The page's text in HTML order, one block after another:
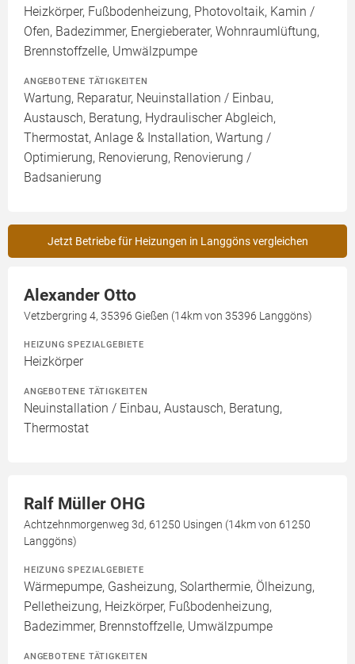
Heizkörper, Fußbodenheizung, Photovoltaik, Kamin /
Ofen, Badezimmer, Energieberater, Wohnraumlüftung,
Brennstoffzelle, Umwälzpumpe
ANGEBOTENE TÄTIGKEITEN
Wartung, Reparatur, Neuinstallation / Einbau,
Austausch, Beratung, Hydraulischer Abgleich,
Thermostat, Anlage & Installation, Wartung /
Optimierung, Renovierung, Renovierung /
Badsanierung
Jetzt Betriebe für Heizungen in Langgöns vergleichen
Alexander Otto
Vetzbergring 4, 35396 Gießen (14km von 35396 Langgöns)
HEIZUNG SPEZIALGEBIETE
Heizkörper
ANGEBOTENE TÄTIGKEITEN
Neuinstallation / Einbau, Austausch, Beratung,
Thermostat
Ralf Müller OHG
Achtzehnmorgenweg 3d, 61250 Usingen (14km von 61250
Langgöns)
HEIZUNG SPEZIALGEBIETE
Wärmepumpe, Gasheizung, Solarthermie, Ölheizung,
Pelletheizung, Heizkörper, Fußbodenheizung,
Badezimmer, Brennstoffzelle, Umwälzpumpe
ANGEBOTENE TÄTIGKEITEN